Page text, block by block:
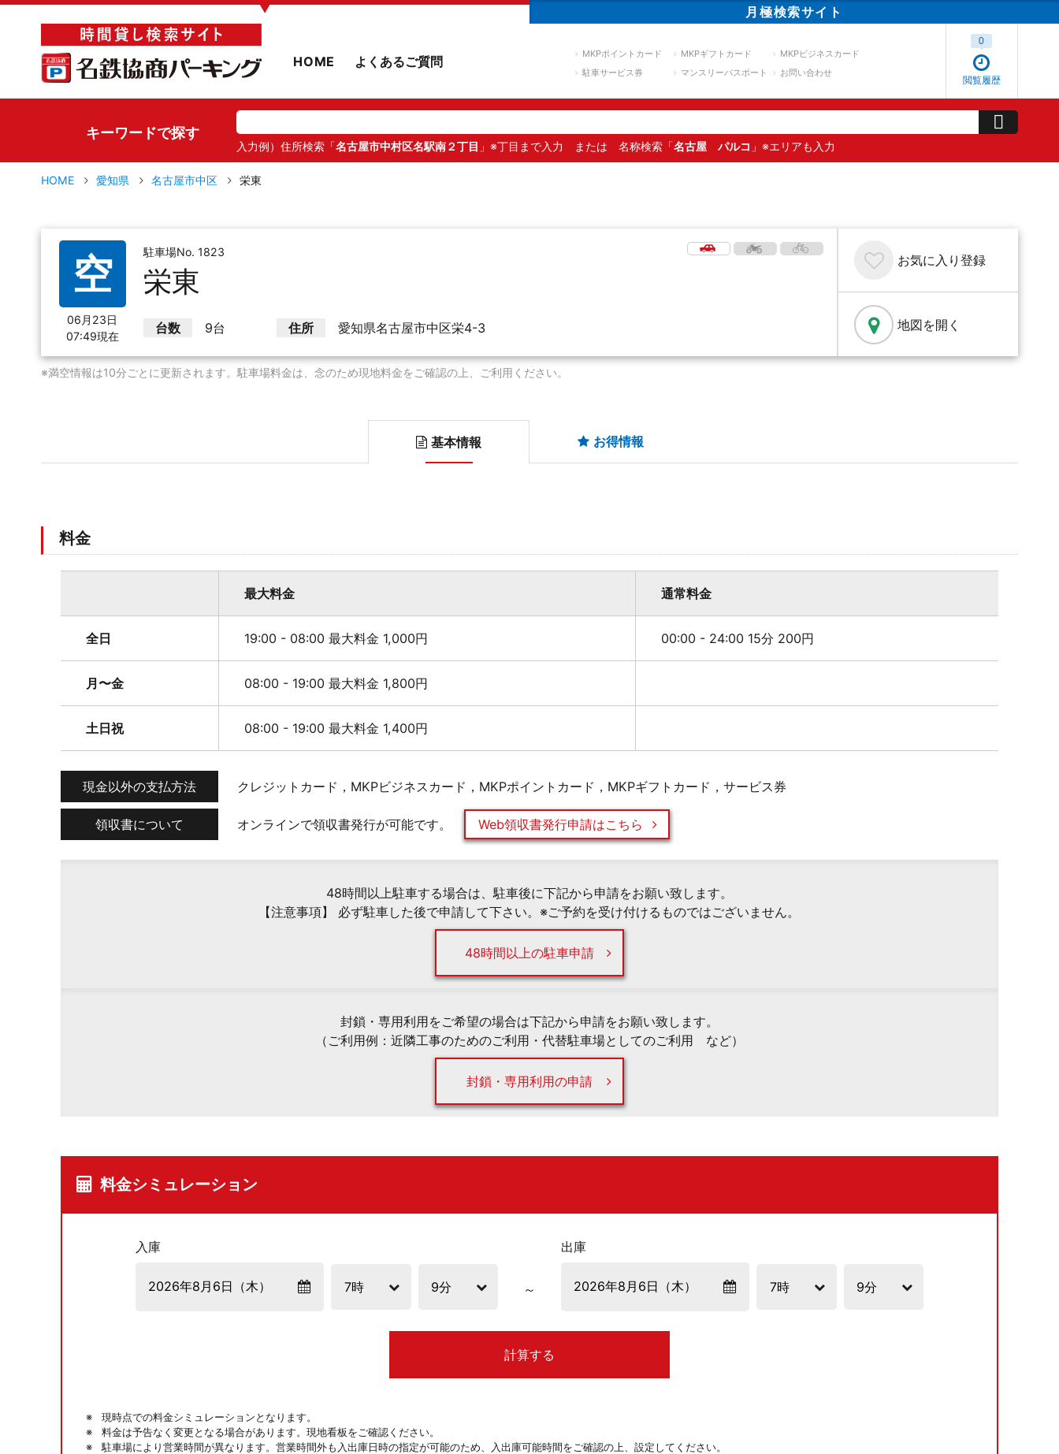
▼ 月極検索サイト
HOME よくあるご質問 MKPポイントカード MKPギフトカード
MKPビジネスカード
駐車サービス券
マンスリーパスポート お問い合わせ
閲覧履歴
0
キーワードで探す
入力例）住所検索「名古屋市中村区名駅南２丁目 」※丁目まで入力 または 名称検索「名古屋 パルコ 」※エリアも入力
HOME 愛知県 名古屋市中区 栄東
空
06月23日
07:49現在
駐車場No. 1823
栄東
台数 9台 住所 愛知県名古屋市中区栄4-3
お気に入り 登録
地図を開く
※満空情報は10分ごとに更新されます。駐車場料金は、念のため現地料金をご確認の上、ご利用ください。
基本情報 お得情報
料金
最大料金 通常料金
全日 19:00 - 08:00 最大料金 1,000円 00:00 - 24:00 15分 200円
月〜金 08:00 - 19:00 最大料金 1,800円
土日祝 08:00 - 19:00 最大料金 1,400円
現金以外の支払方法 クレジットカード，MKPビジネスカード，MKPポイントカード，MKPギフトカード，サービス券
領収書について オンラインで領収書発行が可能です。 Web領収書発行申請はこちら
48時間以上駐車する場合は、駐車後に下記から申請をお願い致します。
【注意事項】 必ず駐車した後で申請して下さい。※ご予約を受け付けるものではございません。
48時間以上の駐車申請
封鎖・専用利用をご希望の場合は下記から申請をお願い致します。
（ご利用例：近隣工事のためのご利用・代替駐車場としてのご利用 など）
封鎖・専用利用の申請
料金シミュレーション
入庫 出庫
計算する
現時点での料金シミュレーションとなります。
料金は予告なく変更となる場合があります。現地看板をご確認ください。
駐車場により営業時間が異なります。営業時間外も入出庫日時の指定が可能のため、入出庫可能時間をご確認の上、設定してください。